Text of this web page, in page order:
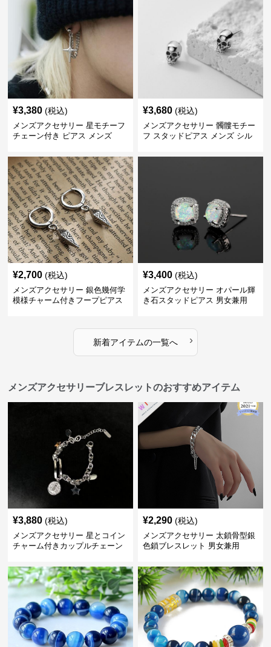
¥3,380 (税込)
メンズアクセサリー 星モチーフ
チェーン付き ピアス メンズ
¥3,680 (税込)
メンズアクセサリー 髑髏モチー
フ スタッドピアス メンズ シル
¥2,700 (税込)
メンズアクセサリー 銀色幾何学
模様チャーム付きフープピアス
¥3,400 (税込)
メンズアクセサリー オパール輝
き石スタッドピアス 男女兼用
新着アイテムの一覧へ ›
メンズアクセサリーブレスレットのおすすめアイテム
¥3,880 (税込)
メンズアクセサリー 星とコイン
チャーム付きカップルチェーン
¥2,290 (税込)
メンズアクセサリー 太鎖骨型銀
色鎖ブレスレット 男女兼用